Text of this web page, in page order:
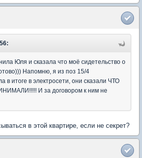
Юля и сказала что моё сидетельство о
Напомню, я из поз 15/4
в итоге в электросети, они сказали ЧТО
И за договором к ним не
в этой квартире, если не секрет?